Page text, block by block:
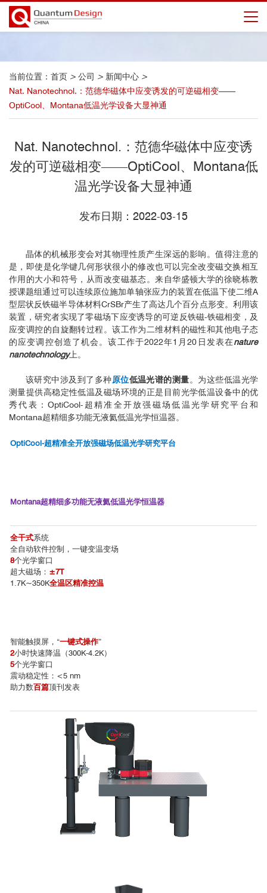
当前位置： 首页 > 公司 > 新闻中心 >
Nat. Nanotechnol.：范德华磁体中应变诱发的可逆磁相变——
OptiCool、Montana低温光学设备大显神通
Nat. Nanotechnol.：范德华磁体中应变诱
发的可逆磁相变——OptiCool、Montana低
温光学设备大显神通
发布日期：2022-03-15
晶体的机械形变会对其物理性质产生深远的影响。值得注意的
是，即使是化学键几何形状很小的修改也可以完全改变磁交换相互
作用的大小和符号，从而改变磁基态。来自华盛顿大学的徐晓栋教
授课题组通过可以连续原位施加单轴张应力的装置在低温下使二维A
型层状反铁磁半导体材料CrSBr产生了高达几个百分点形变。利用该
装置，研究者实现了零磁场下应变诱导的可逆反铁磁-铁磁相变，及
应变调控的自旋翻转过程。该工作为二维材料的磁性和其他电子态
的应变调控创造了机会。该工作于2022年1月20日发表在nature
nanotechnology上。
该研究中涉及到了多种原位低温光谱的测量。为这些低温光学
测量提供高稳定性低温及磁场环境的正是目前光学低温设备中的优
秀代表：OptiCool-超精准全开放强磁场低温光学研究平台和
Montana超精细多功能无液氦低温光学恒温器。
OptiCool-超精准全开放强磁场低温光学研究平台
Montana超精细多功能无液氦低温光学恒温器
全干式系统
全自动软件控制，一键变温变场
8个光学窗口
超大磁场： ±7T
1.7K~350K全温区精准控温
智能触摸屏，“一键式操作”
2小时快速降温（300K-4.2K）
5个光学窗口
震动稳定性：<5 nm
助力数百篇顶刊发表